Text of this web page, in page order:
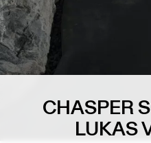
CHASPER
LUKAS